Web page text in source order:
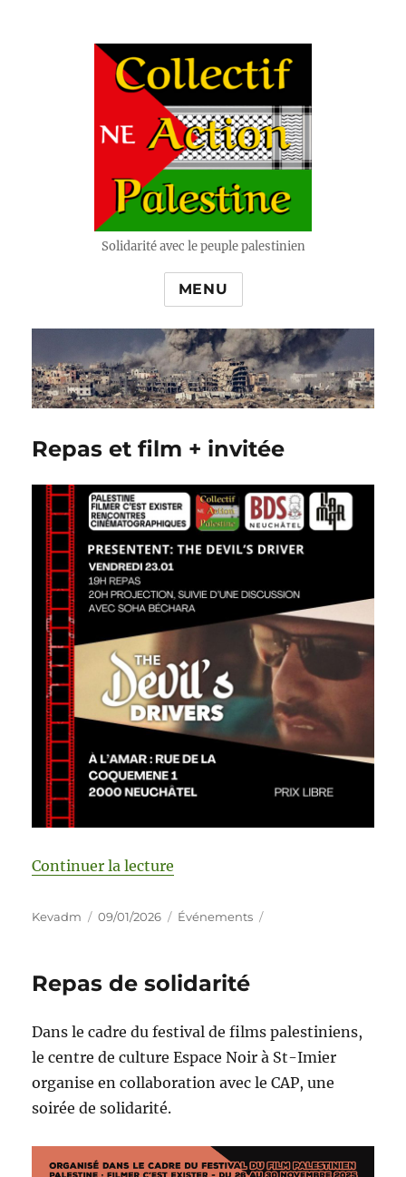
Solidarité avec le peuple palestinien
MENU
Repas et film + invitée
Continuer la lecture
Kevadm 09/01/2026 Événements
Repas de solidarité
Dans le cadre du festival de films palestiniens,
le centre de culture Espace Noir à St-Imier
organise en collaboration avec le CAP, une
soirée de solidarité.